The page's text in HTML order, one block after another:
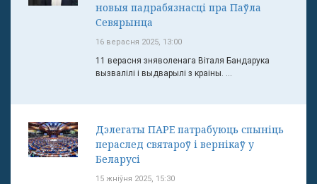
новыя падрабязнасці пра Паўла
Севярынца
16 верасня 2025, 13:00
11 верасня зняволенага Віталя Бандарука
вызвалілі і выдварылі з краіны. ...
Дэлегаты ПАРЕ патрабуюць спыніць
пераслед святароў і вернікаў у
Беларусі
15 жніўня 2025, 15:30